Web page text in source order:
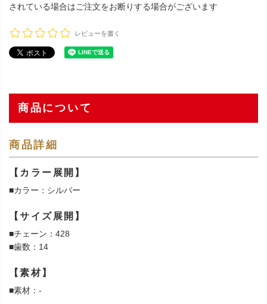
されている場合はご注文をお断りする場合がございます
レビューを書く
商品について
商品詳細
【カラー展開】
■カラー：シルバー
【サイズ展開】
■チェーン：428
■歯数：14
【素材】
■素材：-